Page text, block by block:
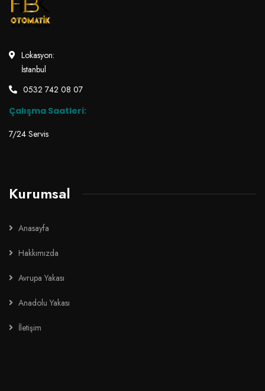
Lokasyon:
İstanbul
0532 742 08 07
Çalışma Saatleri:
7/24 Servis
Kurumsal
Anasayfa
Hakkımızda
Avrupa Yakası
Anadolu Yakası
İletişim